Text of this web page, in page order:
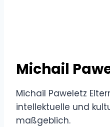
Michail
Michail Paweletz
intellektuelle und
maßgeblich.